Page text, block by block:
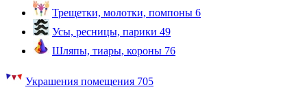
Трещетки, молотки, помпоны 6
Усы, ресницы, парики 49
Шляпы, тиары, короны 76
Украшения помещения 705